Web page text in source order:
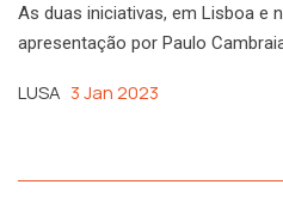
As duas iniciativas, em Lisboa e
apresentação por Paulo
LUSA 3 Jan 2023